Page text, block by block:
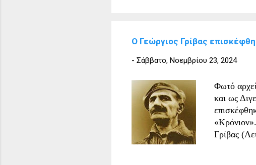
Ο Γεώργιος Γρίβας
- Σάββατο, Νοεμβρίου 23, 2024
Φωτό
και ως
Γρίβας